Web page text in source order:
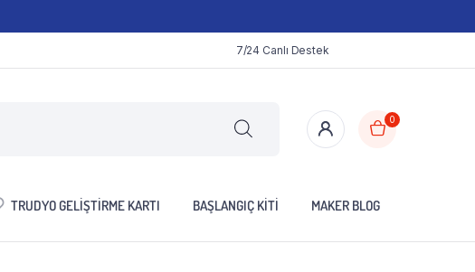
7/24 Canlı Destek
0
TRUDYO GELIŞTIRME KARTI BAŞLANGIÇ KITI MAKER BLOG